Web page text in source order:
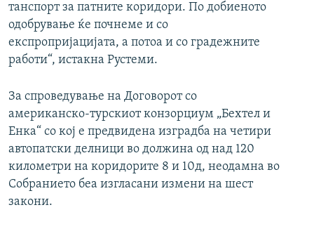
танспорт за патните коридори. По добиеното
одобрување ќе почнеме и со
експропријацијата, а потоа и со градежните
работи“, истакна Рустеми.
За спроведување на Договорот со
американско-турскиот конзорциум „Бехтел и
Енка“ со кој е предвидена изградба на четири
автопатски делници во должина од над 120
километри на коридорите 8 и 10д, неодамна во
Собранието беа изгласани измени на шест
закони.